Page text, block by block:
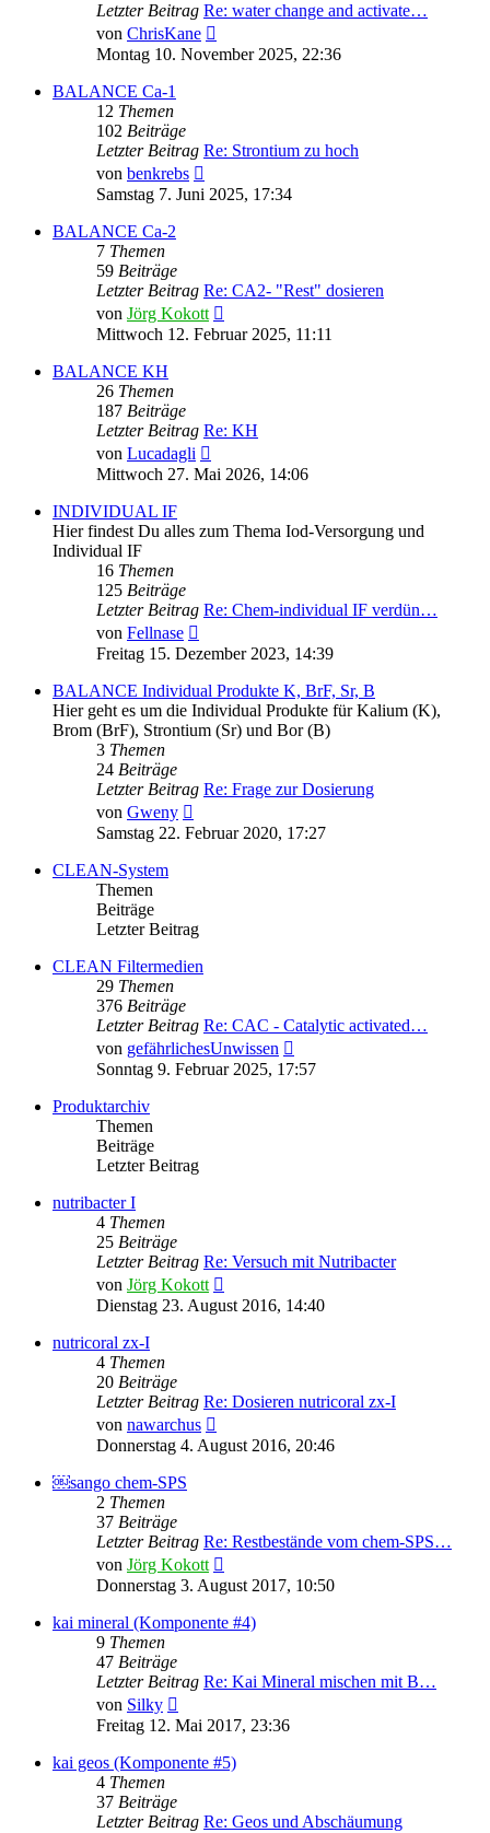
Letzter Beitrag Re: water change and activate…
von ChrisKane
Beitrag
Montag 10. November 2025, 22:36
BALANCE Ca-1
12 Themen
102 Beiträge
Letzter Beitrag Re: Strontium zu hoch
von benkrebs
Beitrag
Samstag 7. Juni 2025, 17:34
BALANCE Ca-2
7 Themen
59 Beiträge
Letzter Beitrag Re: CA2- "Rest" dosieren
von Jörg Kokott
Beitrag
Mittwoch 12. Februar 2025, 11:11
BALANCE KH
26 Themen
187 Beiträge
Letzter Beitrag Re: KH
von Lucadagli
Beitrag
Mittwoch 27. Mai 2026, 14:06
INDIVIDUAL IF
Hier findest Du alles zum Thema Iod-Versorgung und
Individual IF
16 Themen
125 Beiträge
Letzter Beitrag Re: Chem-individual IF verdün…
von Fellnase
Beitrag
Freitag 15. Dezember 2023, 14:39
BALANCE Individual Produkte K, BrF, Sr, B
Hier geht es um die Individual Produkte für Kalium (K),
Brom (BrF), Strontium (Sr) und Bor (B)
3 Themen
24 Beiträge
Letzter Beitrag Re: Frage zur Dosierung
von Gweny
Beitrag
Samstag 22. Februar 2020, 17:27
CLEAN-System
Themen
Beiträge
Letzter Beitrag
CLEAN Filtermedien
29 Themen
376 Beiträge
Letzter Beitrag Re: CAC - Catalytic activated…
von gefährlichesUnwissen
Beitrag
Sonntag 9. Februar 2025, 17:57
Produktarchiv
Themen
Beiträge
Letzter Beitrag
nutribacter I
4 Themen
25 Beiträge
Letzter Beitrag Re: Versuch mit Nutribacter
von Jörg Kokott
Beitrag
Dienstag 23. August 2016, 14:40
nutricoral zx-I
4 Themen
20 Beiträge
Letzter Beitrag Re: Dosieren nutricoral zx-I
von nawarchus
Beitrag
Donnerstag 4. August 2016, 20:46
￼sango chem-SPS
2 Themen
37 Beiträge
Letzter Beitrag Re: Restbestände vom chem-SPS…
von Jörg Kokott
Beitrag
Donnerstag 3. August 2017, 10:50
kai mineral (Komponente #4)
9 Themen
47 Beiträge
Letzter Beitrag Re: Kai Mineral mischen mit B…
von Silky
Beitrag
Freitag 12. Mai 2017, 23:36
kai geos (Komponente #5)
4 Themen
37 Beiträge
Letzter Beitrag Re: Geos und Abschäumung